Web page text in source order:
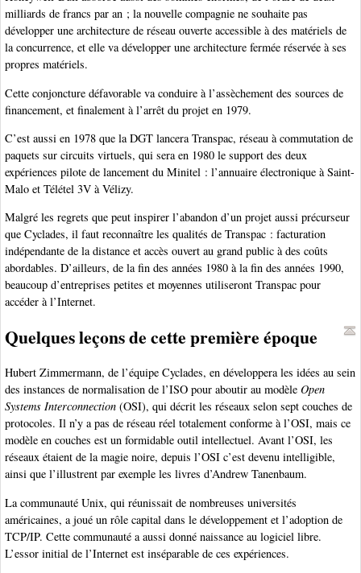
milliards de francs par an ; la nouvelle compagnie ne souhaite pas
développer une architecture de réseau ouverte accessible à des matériels de
la concurrence, et elle va développer une architecture fermée réservée à ses
propres matériels.
Cette conjoncture défavorable va conduire à l’assèchement des sources de
financement, et finalement à l’arrêt du projet en 1979.
C’est aussi en 1978 que la DGT lancera Transpac, réseau à commutation de
paquets sur circuits virtuels, qui sera en 1980 le support des deux
expériences pilote de lancement du Minitel : l’annuaire électronique à Saint-
Malo et Télétel 3V à Vélizy.
Malgré les regrets que peut inspirer l’abandon d’un projet aussi précurseur
que Cyclades, il faut reconnaître les qualités de Transpac : facturation
indépendante de la distance et accès ouvert au grand public à des coûts
abordables. D’ailleurs, de la fin des années 1980 à la fin des années 1990,
beaucoup d’entreprises petites et moyennes utiliseront Transpac pour
accéder à l’Internet.
Quelques leçons de cette première époque
Hubert Zimmermann, de l’équipe Cyclades, en développera les idées au sein
des instances de normalisation de l’ISO pour aboutir au modèle Open
Systems Interconnection (OSI), qui décrit les réseaux selon sept couches de
protocoles. Il n’y a pas de réseau réel totalement conforme à l’OSI, mais ce
modèle en couches est un formidable outil intellectuel. Avant l’OSI, les
réseaux étaient de la magie noire, depuis l’OSI c’est devenu intelligible,
ainsi que l’illustrent par exemple les livres d’Andrew Tanenbaum.
La communauté Unix, qui réunissait de nombreuses universités
américaines, a joué un rôle capital dans le développement et l’adoption de
TCP/IP. Cette communauté a aussi donné naissance au logiciel libre.
L’essor initial de l’Internet est inséparable de ces expériences.